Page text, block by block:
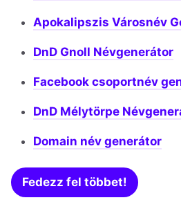
Apokalipszis Városnév
DnD Gnoll Névgenerátor
Facebook csoportnév
DnD Mélytörpe
Domain név generátor
Fedezz fel többet!